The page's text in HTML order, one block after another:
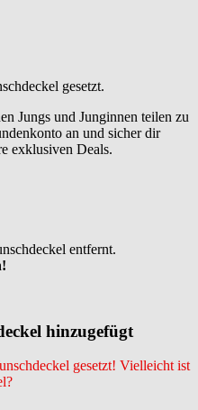
gesetzt.
Jungs und Junginnen teilen zu
an und sicher dir
exklusiven Deals.
entfernt.
hinzugefügt
gesetzt! Vielleicht ist